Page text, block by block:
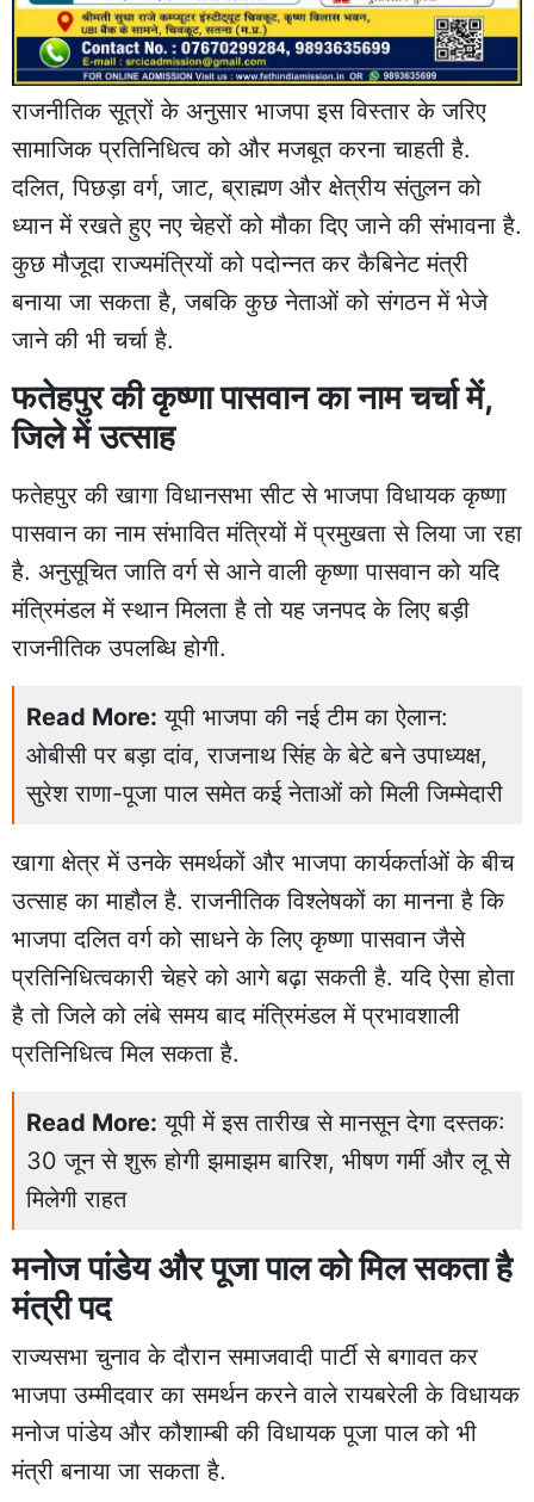
राजनीतिक सूत्रों के अनुसार भाजपा इस विस्तार के जरिए
सामाजिक प्रतिनिधित्व को और मजबूत करना चाहती है.
दलित, पिछड़ा वर्ग, जाट, ब्राह्मण और क्षेत्रीय संतुलन को
ध्यान में रखते हुए नए चेहरों को मौका दिए जाने की संभावना है.
कुछ मौजूदा राज्यमंत्रियों को पदोन्नत कर कैबिनेट मंत्री
बनाया जा सकता है, जबकि कुछ नेताओं को संगठन में भेजे
जाने की भी चर्चा है.
फतेहपुर की कृष्णा पासवान का नाम चर्चा में,
जिले में उत्साह
फतेहपुर की खागा विधानसभा सीट से भाजपा विधायक कृष्णा
पासवान का नाम संभावित मंत्रियों में प्रमुखता से लिया जा रहा
है. अनुसूचित जाति वर्ग से आने वाली कृष्णा पासवान को यदि
मंत्रिमंडल में स्थान मिलता है तो यह जनपद के लिए बड़ी
राजनीतिक उपलब्धि होगी.
Read More: यूपी भाजपा की नई टीम का ऐलान:
ओबीसी पर बड़ा दांव, राजनाथ सिंह के बेटे बने उपाध्यक्ष,
सुरेश राणा-पूजा पाल समेत कई नेताओं को मिली जिम्मेदारी
खागा क्षेत्र में उनके समर्थकों और भाजपा कार्यकर्ताओं के बीच
उत्साह का माहौल है. राजनीतिक विश्लेषकों का मानना है कि
भाजपा दलित वर्ग को साधने के लिए कृष्णा पासवान जैसे
प्रतिनिधित्वकारी चेहरे को आगे बढ़ा सकती है. यदि ऐसा होता
है तो जिले को लंबे समय बाद मंत्रिमंडल में प्रभावशाली
प्रतिनिधित्व मिल सकता है.
Read More: यूपी में इस तारीख से मानसून देगा दस्तक:
30 जून से शुरू होगी झमाझम बारिश, भीषण गर्मी और लू से
मिलेगी राहत
मनोज पांडेय और पूजा पाल को मिल सकता है
मंत्री पद
राज्यसभा चुनाव के दौरान समाजवादी पार्टी से बगावत कर
भाजपा उम्मीदवार का समर्थन करने वाले रायबरेली के विधायक
मनोज पांडेय और कौशाम्बी की विधायक पूजा पाल को भी
मंत्री बनाया जा सकता है.